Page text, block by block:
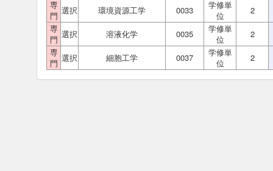
専
門 選択 環境資源工学 0033
学修単
位
2
専
門 選択 溶液化学 0035
学修単
位
2
専
門 選択 細胞工学 0037
学修単
位
2